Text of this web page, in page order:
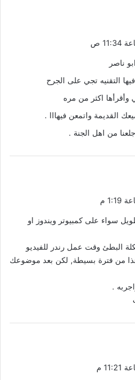
ناصر
التقنيه تجي على الجرح
اكثر من مره
القديمة واتمعن فيهااا .
من اهل الجنة .
سواء على كمبيوتر ويندوز او
البطئ وقت عمل رندر للفيديو
هذا من فترة بسيطة, لكن بعد موضوعك
.